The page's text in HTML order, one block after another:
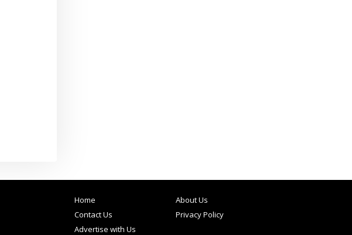
Home
About Us
Contact Us
Privacy Policy
Advertise with Us